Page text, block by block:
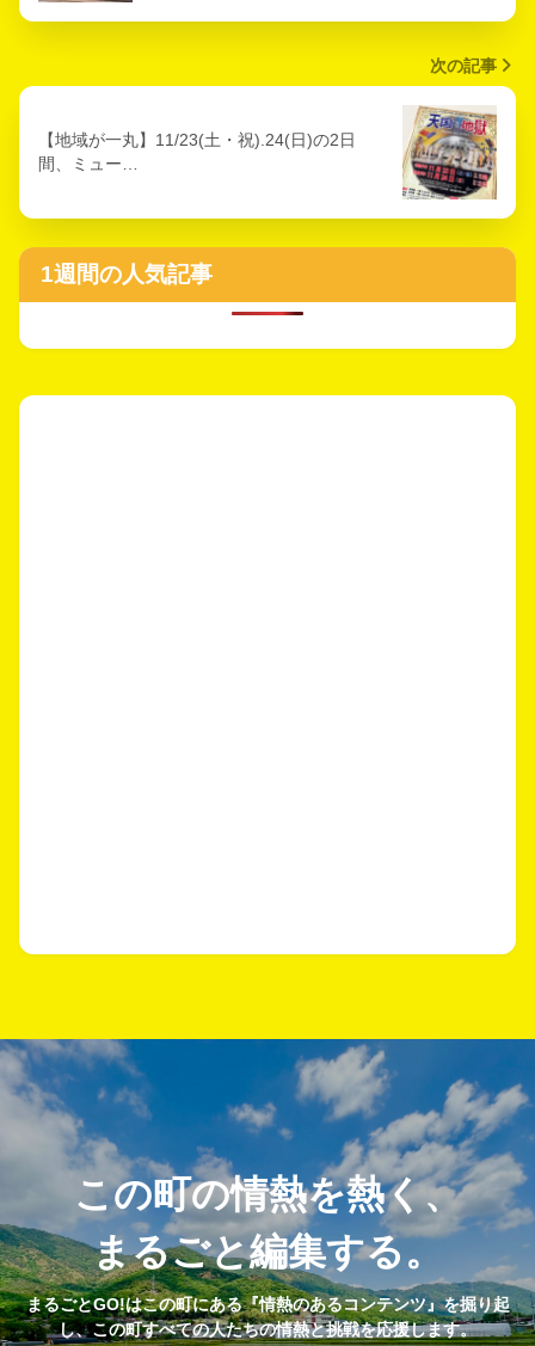
次の記事
【地域が一丸】11/23(土・祝).24(日)の2日
間、ミュー…
1週間の人気記事
この町の情熱を熱く、
まるごと編集する。
まるごとGO!はこの町にある『情熱のあるコンテンツ』を掘り起
し、この町すべての人たちの情熱と挑戦を応援します。